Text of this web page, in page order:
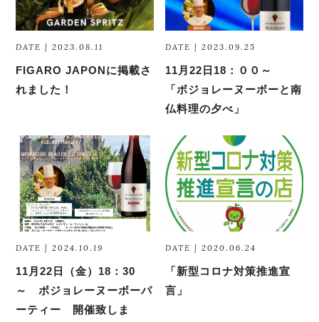
DATE | 2023.08.11
FIGARO JAPONに掲載さ
れました！
DATE | 2023.09.25
11月22日18：００～
「ボジョレーヌーボーと南
仏料理の夕べ」
DATE | 2024.10.19
11月22日（金）18：30
～ ボジョレーヌーボーパ
ーティー 開催致しま
DATE | 2020.06.24
「新型コロナ対策推進宣
言」